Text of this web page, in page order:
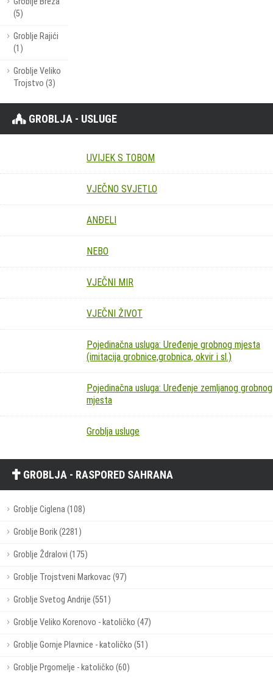
(5)
Groblje Rajići
(1)
Groblje Veliko
Trojstvo (3)
GROBLJA - USLUGE
UVIJEK S TOBOM
VJEČNO SVJETLO
ANĐELI
NEBO
VJEČNI MIR
VJEČNI ŽIVOT
Pojedinačna usluga: Uređenje grobnog mjesta
(imitacija grobnice,grobnica, okvir i sl.)
Pojedinačna usluga: Uređenje zemljanog grobnog
mjesta
Groblja usluge
GROBLJA - RASPORED SAHRANA
Groblje Ciglena (108)
Groblje Borik (2281)
Groblje Ždralovi (175)
Groblje Trojstveni Markovac (97)
Groblje Svetog Andrije (551)
Groblje Veliko Korenovo - katoličko (47)
Groblje Gornje Plavnice - katoličko (51)
Groblje Prgomelje - katoličko (60)